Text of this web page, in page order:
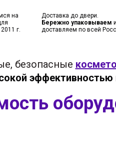
на
г.
Доставка до двери.
Бережно упаковываем и
доставляем по всей
безопасные
эффективностью